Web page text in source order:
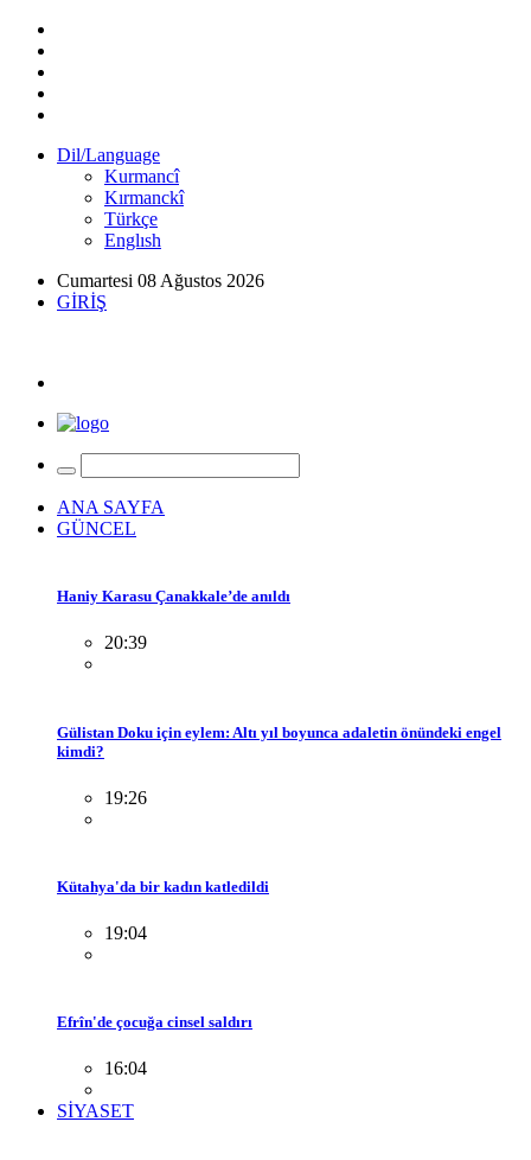
Dil/Language
Kurmancî
Kırmanckî
Türkçe
Englısh
Cumartesi 08 Ağustos 2026
GİRİŞ
ANA SAYFA
GÜNCEL
Haniy Karasu Çanakkale’de anıldı
20:39
Gülistan Doku için eylem: Altı yıl boyunca adaletin önündeki engel
kimdi?
19:26
Kütahya'da bir kadın katledildi
19:04
Efrîn'de çocuğa cinsel saldırı
16:04
SİYASET